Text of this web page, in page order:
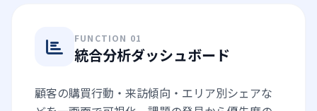
FUNCTION 01
統合分析ダッシュボード
顧客の購買行動・来訪傾向・エリア別シェアな